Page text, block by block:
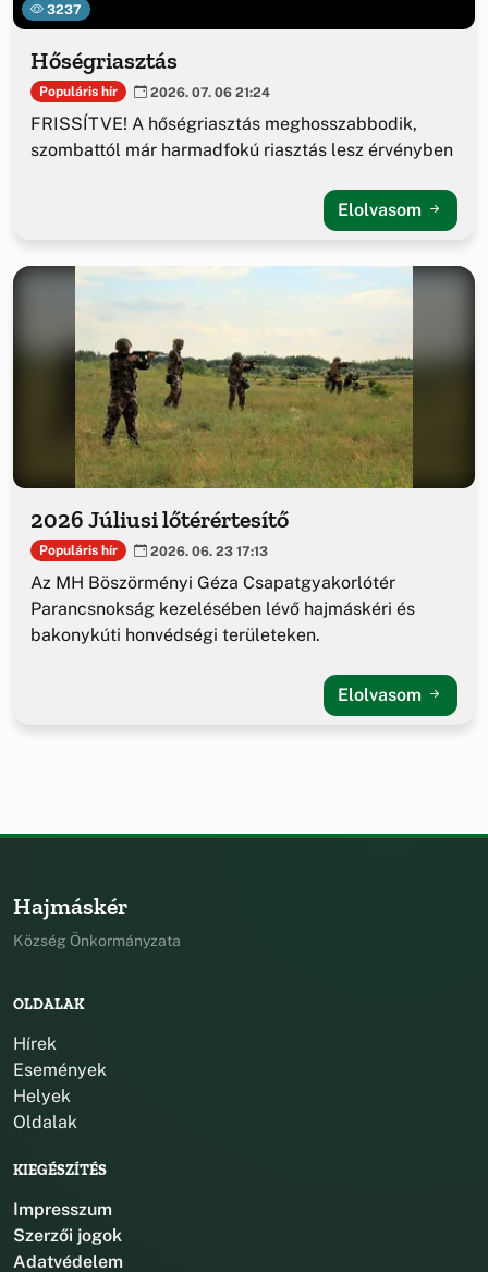
3237
Hőségriasztás
Populáris hír 2026. 07. 06 21:24
FRISSÍTVE! A hőségriasztás meghosszabbodik,
szombattól már harmadfokú riasztás lesz érvényben
Elolvasom
2026 Júliusi lőtérértesítő
Populáris hír 2026. 06. 23 17:13
Az MH Böszörményi Géza Csapatgyakorlótér
Parancsnokság kezelésében lévő hajmáskéri és
bakonykúti honvédségi területeken.
Elolvasom
Hajmáskér
Község Önkormányzata
OLDALAK
Hírek
Események
Helyek
Oldalak
KIEGÉSZÍTÉS
Impresszum
Szerzői jogok
Adatvédelem